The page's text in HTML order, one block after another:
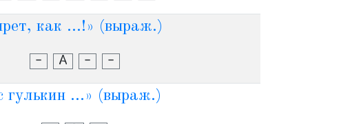
как ...!» (выраж.)
- А - -
гулькин ...» (выраж.)